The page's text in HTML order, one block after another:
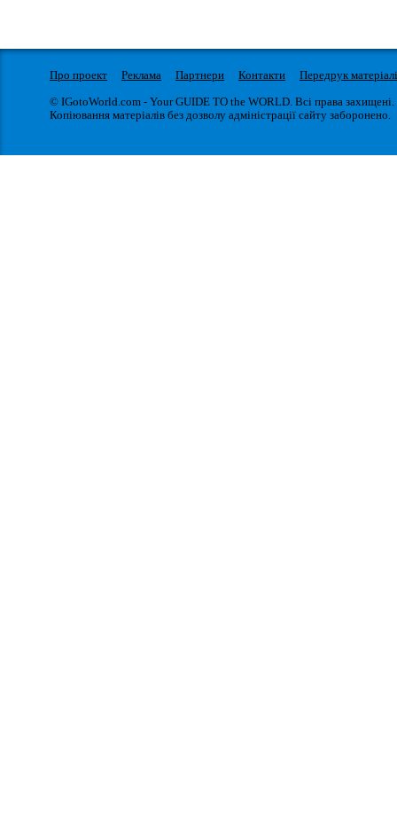
Про проект Реклама Партнери Контакти
Передрук
© IGotoWorld.com - Your GUIDE TO the WORLD. Всі права захищені.
Копіювання матеріалів без дозволу адміністрації сайту заборонено.